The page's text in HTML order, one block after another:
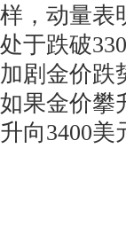
样，动量表
处于跌破
加剧金价跌
如果金价攀
升向3400美